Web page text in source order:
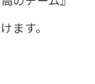
ます。